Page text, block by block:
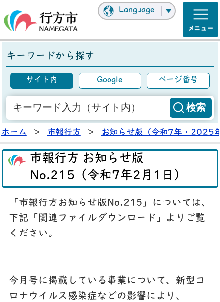
Language
キーワードから探す
サイト内 Google ページ番号
ホーム > 市報行方 > お知らせ版（令和7年・2025
市報行方 お知らせ版
No.215（令和7年2月1日）
「市報行方お知らせ版No.215」については、
下記「関連ファイルダウンロード」よりご覧
ください。
今月号に掲載している事業について、新型コ
ロナウイルス感染症などの影響により、